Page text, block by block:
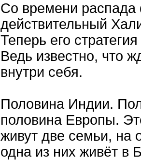
Со времени
действительный
Теперь его
Ведь известно, что
внутри себя.
Половина Индии.
половина Европы.
живут две семьи, на
одна из них живёт в